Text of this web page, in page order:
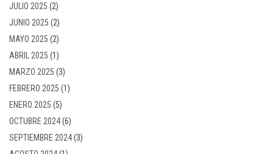
JULIO 2025 (2)
JUNIO 2025 (2)
MAYO 2025 (2)
ABRIL 2025 (1)
MARZO 2025 (3)
FEBRERO 2025 (1)
ENERO 2025 (5)
OCTUBRE 2024(6)
SEPTIEMBRE 2024(3)